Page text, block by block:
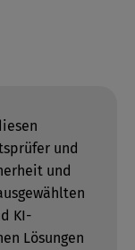
und
und
KI-
Lösungen